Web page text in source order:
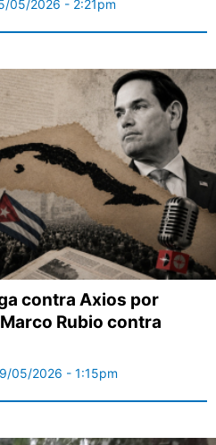
05/2026 - 2:21pm
contra Axios por
Rubio contra
05/2026 - 1:15pm